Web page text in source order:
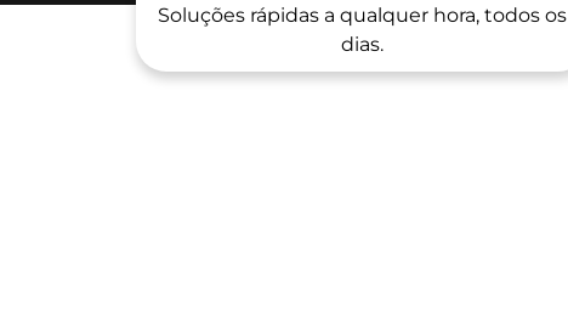
Soluções rápidas a qualquer hora, todos os
dias.